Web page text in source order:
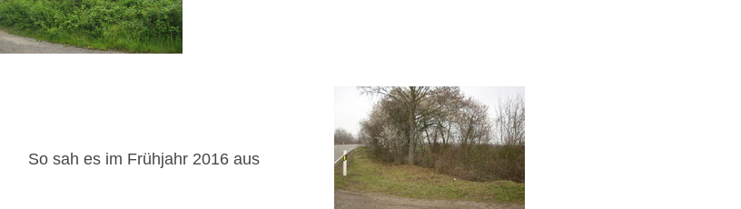
So sah es im Frühjahr 2016 aus